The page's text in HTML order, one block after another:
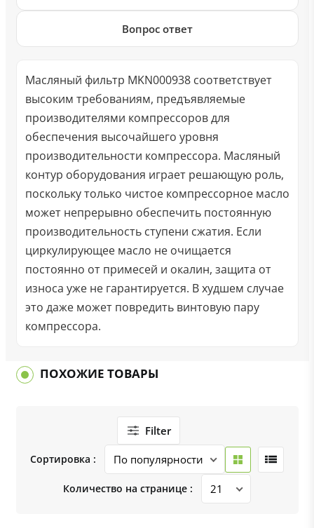
Вопрос ответ
Масляный фильтр MKN000938 соответствует
высоким требованиям, предъявляемые
производителями компрессоров для
обеспечения высочайшего уровня
производительности компрессора. Масляный
контур оборудования играет решающую роль,
поскольку только чистое компрессорное масло
может непрерывно обеспечить постоянную
производительность ступени сжатия. Если
циркулирующее масло не очищается
постоянно от примесей и окалин, защита от
износа уже не гарантируется. В худшем случае
это даже может повредить винтовую пару
компрессора.
ПОХОЖИЕ ТОВАРЫ
Filter
Сортировка :
Количество на странице :